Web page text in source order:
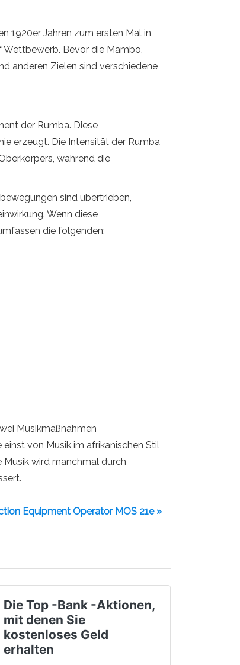
1920er Jahren zum ersten Mal in
Wettbewerb. Bevor die Mambo,
anderen Zielen sind verschiedene
der Rumba. Diese
erzeugt. Die Intensität der Rumba
während die
sind übertrieben,
Wenn diese
die folgenden:
Musikmaßnahmen
von Musik im afrikanischen Stil
Musik wird manchmal durch
Equipment Operator MOS 21e »
Die Top -Bank -Aktionen,
mit denen Sie
kostenloses Geld
erhalten